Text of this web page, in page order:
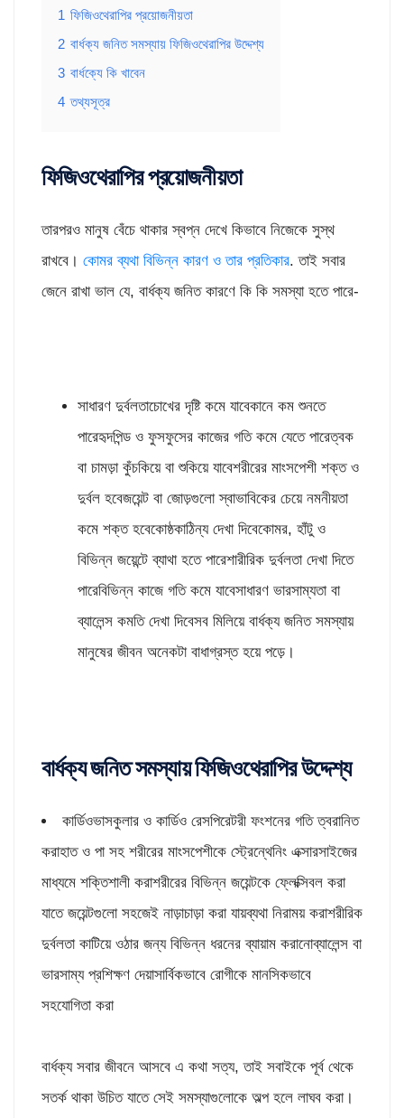
1 ফিজিওথেরাপির প্রয়োজনীয়তা
2 বার্ধক্য জনিত সমস্যায় ফিজিওথেরাপির উদ্দেশ্য
3 বার্ধক্যে কি খাবেন
4 তথ্যসূত্র
ফিজিওথেরাপির প্রয়োজনীয়তা
তারপরও মানুষ বেঁচে থাকার স্বপ্ন দেখে কিভাবে নিজেকে সুস্থ
রাখবে। কোমর ব্যথা বিভিন্ন কারণ ও তার প্রতিকার. তাই সবার
জেনে রাখা ভাল যে, বার্ধক্য জনিত কারণে কি কি সমস্যা হতে পারে-
সাধারণ দুর্বলতাচোখের দৃষ্টি কমে যাবেকানে কম শুনতে
পারেহৃদপিন্ড ও ফুসফুসের কাজের গতি কমে যেতে পারেত্বক
বা চামড়া কুঁচকিয়ে বা শুকিয়ে যাবেশরীরের মাংসপেশী শক্ত ও
দুর্বল হবেজয়েন্ট বা জোড়গুলো স্বাভাবিকের চেয়ে নমনীয়তা
কমে শক্ত হবেকোষ্ঠকাঠিন্য দেখা দিবেকোমর, হাঁটু ও
বিভিন্ন জয়েন্টে ব্যাথা হতে পারেশারীরিক দুর্বলতা দেখা দিতে
পারেবিভিন্ন কাজে গতি কমে যাবেসাধারণ ভারসাম্যতা বা
ব্যালেন্স কমতি দেখা দিবেসব মিলিয়ে বার্ধক্য জনিত সমস্যায়
মানুষের জীবন অনেকটা বাধাগ্রস্ত হয়ে পড়ে।
বার্ধক্য জনিত সমস্যায় ফিজিওথেরাপির উদ্দেশ্য
কার্ডিওভাসকুলার ও কার্ডিও রেসপিরেটরী ফংশনের গতি ত্বরানিত
করাহাত ও পা সহ শরীরের মাংসপেশীকে স্ট্রেন্থেনিং এক্সারসাইজের
মাধ্যমে শক্তিশালী করাশরীরের বিভিন্ন জয়েন্টকে ফ্লেক্সিবল করা
যাতে জয়েন্টগুলো সহজেই নাড়াচাড়া করা যায়ব্যথা নিরাময় করাশরীরিক
দুর্বলতা কাটিয়ে ওঠার জন্য বিভিন্ন ধরনের ব্যায়াম করানোব্যালেন্স বা
ভারসাম্য প্রশিক্ষণ দেয়াসার্বিকভাবে রোগীকে মানসিকভাবে
সহযোগিতা করা
বার্ধক্য সবার জীবনে আসবে এ কথা সত্য, তাই সবাইকে পূর্ব থেকে
সতর্ক থাকা ‍উচিত যাতে সেই সমস্যাগুলোকে অল্প হলে লাঘব করা।